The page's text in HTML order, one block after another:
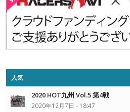
人気
2020 HOT九州 Vol.5 第4戦
2020年12月7日 - 18:47